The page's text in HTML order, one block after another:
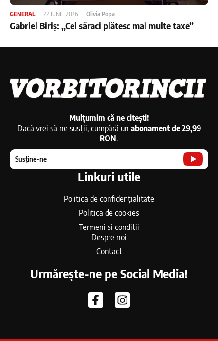
GENERAL 22 IUNIE 2026 Olivia Popa
Gabriel Biriș: „Cei săraci plătesc mai multe taxe”
Mulțumim că ne citești!
Dacă vrei să ne susții, cumpără un abonament de 29,99
RON.
Susține-ne
Linkuri utile
Politica de confidențialitate
Politica de cookies
Termeni si conditii
Despre noi
Contact
Urmărește-ne pe Social Media!